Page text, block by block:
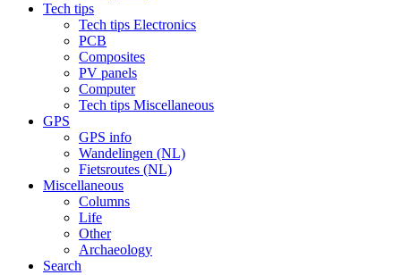
Tech tips
Tech tips Electronics
PCB
Composites
PV panels
Computer
Tech tips Miscellaneous
GPS
GPS info
Wandelingen (NL)
Fietsroutes (NL)
Miscellaneous
Columns
Life
Other
Archaeology
Search